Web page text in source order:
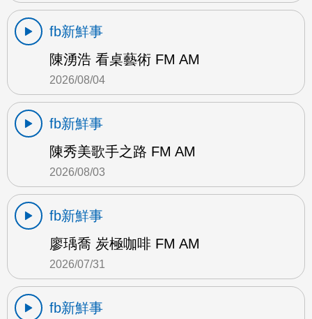
fb新鮮事
陳湧浩 看桌藝術 FM AM
2026/08/04
fb新鮮事
陳秀美歌手之路 FM AM
2026/08/03
fb新鮮事
廖瑀喬 炭極咖啡 FM AM
2026/07/31
fb新鮮事